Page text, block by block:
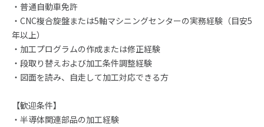
・普通自動車免許
・CNC複合旋盤または5軸マシニングセンターの実務経験（目安5
年以上）
・加工プログラムの作成または修正経験
・段取り替えおよび加工条件調整経験
・図面を読み、自走して加工対応できる方
【歓迎条件】
・半導体関連部品の加工経験